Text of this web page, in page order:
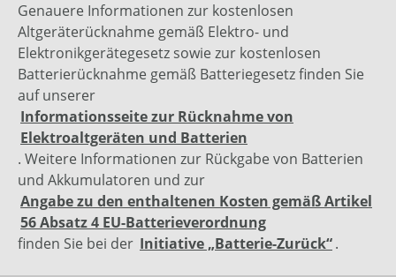
Genauere Informationen zur kostenlosen
Altgeräterücknahme gemäß Elektro- und
Elektronikgerätegesetz sowie zur kostenlosen
Batterierücknahme gemäß Batteriegesetz finden Sie
auf unserer
Informationsseite zur Rücknahme von
Elektroaltgeräten und Batterien
. Weitere Informationen zur Rückgabe von Batterien
und Akkumulatoren und zur
Angabe zu den enthaltenen Kosten gemäß Artikel
56 Absatz 4 EU-Batterieverordnung
finden Sie bei der Initiative „Batterie-Zurück“.